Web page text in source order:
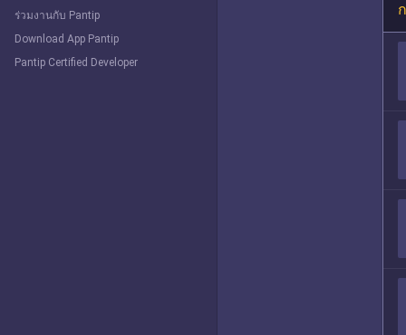
ร่วมงานกับ Pantip
Download App Pantip
Pantip Certified Developer